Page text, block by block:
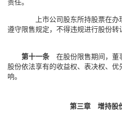
上市公司股东所持股票在
遵守限售规定，不得违规进行股份转
第十一条 在股份限售期间，董
股份依法享有的收益权、表决权、
响。
第三章 增持股